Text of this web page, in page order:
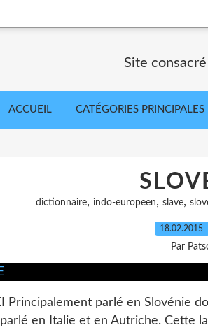
Site
ACCUEIL CATÉGORIES PRINCIPALES
dictionnaire, indo-europeen, slave,
18.02.2015
Par
Principalement parlé en Slovénie
en Italie et en Autriche. Cette